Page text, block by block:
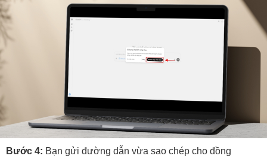
Bước 4: Bạn gửi đường dẫn vừa sao chép cho đồng